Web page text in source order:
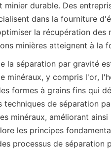
minier durable. Des
dans la fourniture
la récupération des
minières atteignent à la
la séparation par gravité
minéraux, y compris l'or,
formes à grains fins qui
techniques de séparation
minéraux, améliorant
les principes
processus de séparation